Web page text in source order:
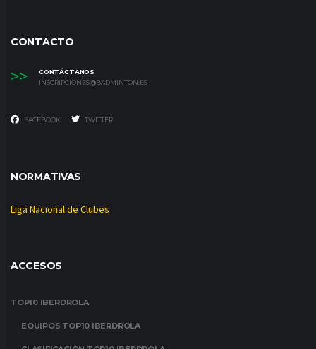
CONTACTO
>>
CONTÁCTANOS
INSCRIPCIONES@BADMINTON.ES
FACEBOOK TWITTER
NORMATIVAS
Liga Nacional de Clubes
ACCESOS
TOP10 IBERDROLA
EQUIPOS TOP10 IBERDROLA